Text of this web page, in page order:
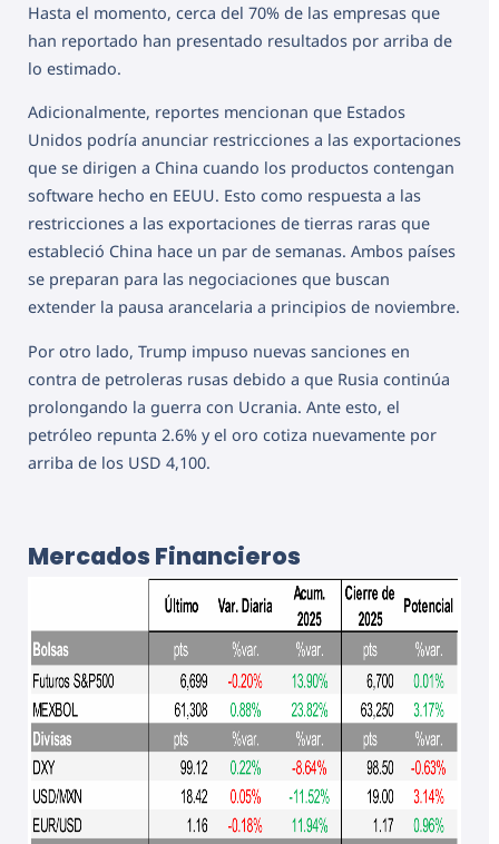
Hasta el momento, cerca del 70% de las empresas que
han reportado han presentado resultados por arriba de
lo estimado.
Adicionalmente, reportes mencionan que Estados
Unidos podría anunciar restricciones a las exportaciones
que se dirigen a China cuando los productos contengan
software hecho en EEUU. Esto como respuesta a las
restricciones a las exportaciones de tierras raras que
estableció China hace un par de semanas. Ambos países
se preparan para las negociaciones que buscan
extender la pausa arancelaria a principios de noviembre.
Por otro lado, Trump impuso nuevas sanciones en
contra de petroleras rusas debido a que Rusia continúa
prolongando la guerra con Ucrania. Ante esto, el
petróleo repunta 2.6% y el oro cotiza nuevamente por
arriba de los USD 4,100.
Mercados Financieros